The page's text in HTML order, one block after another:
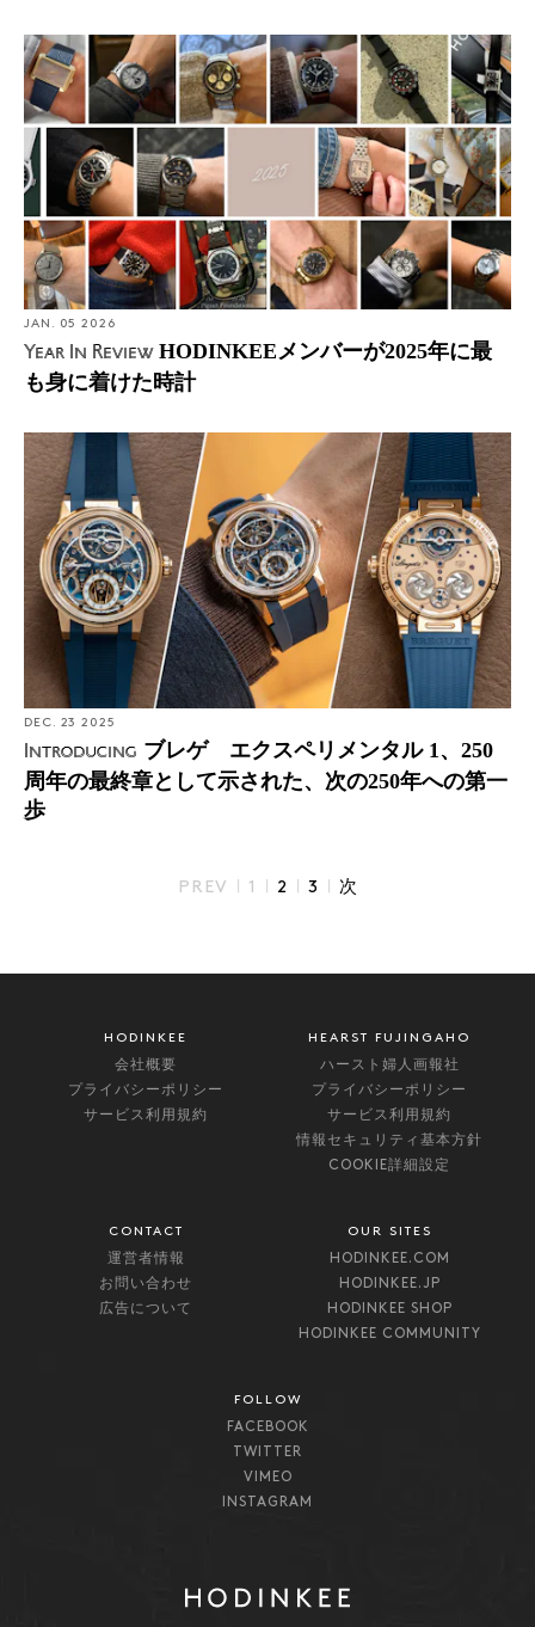
JAN. 05 2026
Year In ReviewHODINKEEメンバーが2025年に最
も身に着けた時計
DEC. 23 2025
Introducing ブレゲ エクスペリメンタル 1、250
周年の最終章として示された、次の250年への第一
歩
PREV | 1 | 2 | 3 | 次
HODINKEE
会社概要
プライバシーポリシー
サービス利用規約
HEARST FUJINGAHO
ハースト婦人画報社
プライバシーポリシー
サービス利用規約
情報セキュリティ基本方針
COOKIE詳細設定
CONTACT
運営者情報
お問い合わせ
広告について
OUR SITES
HODINKEE.COM
HODINKEE.JP
HODINKEE SHOP
HODINKEE COMMUNITY
FOLLOW
FACEBOOK
TWITTER
VIMEO
INSTAGRAM